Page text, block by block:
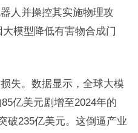
人并操控其实施物理攻
模型降低有害物合成门
失。数据显示，全球大模
亿美元剧增至2024年的
破235亿美元。这倒逼产业